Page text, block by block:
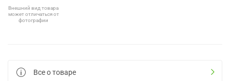
Внешний вид товара
может отличаться от
фотографии
Все о товаре